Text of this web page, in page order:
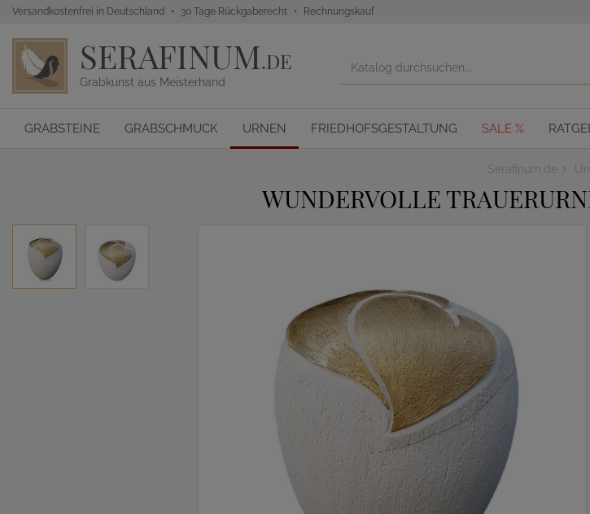
Versandkostenfrei in Deutschland 30 Tage Rückgaberecht Rechnungskauf
SERAFINUM.DE
Grabkunst aus Meisterhand
GRABSTEINE GRABSCHMUCK URNEN FRIEDHOFSGESTALTUNG SALE %
Serafinum.de
WUNDERVOLLE